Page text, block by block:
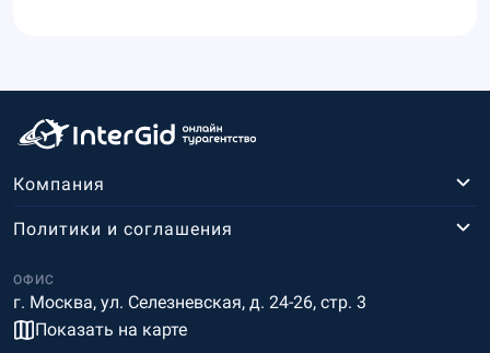
Компания
ОФИС
г. Москва, ул. Селезневская, д. 24-26, стр. 3
Показать на карте
Политики и соглашения